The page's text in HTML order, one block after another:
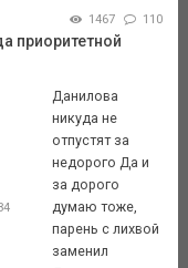
1467 110
приоритетной
Данилова
никуда не
отпустят за
недорого Да и
за дорого
думаю тоже,
парень с лихвой
заменил